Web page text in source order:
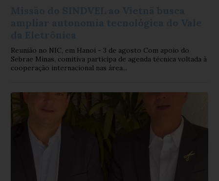
Reunião no NIC, em Hanoi - 3 de agosto Com apoio do
Sebrae Minas, comitiva participa de agenda técnica voltada à
cooperação internacional nas área...